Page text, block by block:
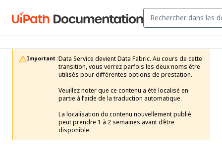
Important :Data Service devient Data Fabric. Au cours de cette
transition, vous verrez parfois les deux noms être
utilisés pour différentes options de prestation.
Veuillez noter que ce contenu a été localisé en
partie à l’aide de la traduction automatique.
La localisation du contenu nouvellement publié
peut prendre 1 à 2 semaines avant d’être
disponible.